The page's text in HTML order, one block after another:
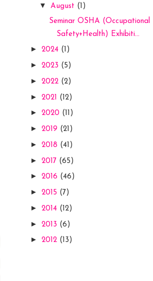
▼ August (1)
Seminar OSHA (Occupational
Safety+Health) Exhibiti...
► 2024 (1)
► 2023 (5)
► 2022 (2)
► 2021 (12)
► 2020 (11)
► 2019 (21)
► 2018 (41)
► 2017 (65)
► 2016 (46)
► 2015 (7)
► 2014 (12)
► 2013 (6)
► 2012 (13)